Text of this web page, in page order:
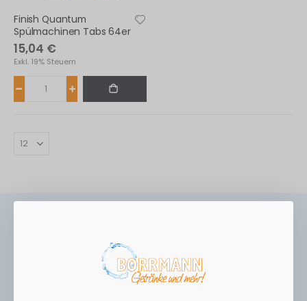
Finish Quantum
Spülmachinen Tabs 64er
15,04 €
Exkl. 19% Steuern